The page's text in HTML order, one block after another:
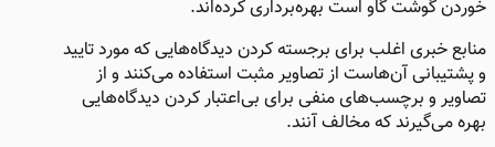
خوردن گوشت گاو است بهره‌برداری کرده‌اند.
منابع خبری اغلب برای برجسته کردن دیدگاه‌هایی که مورد تایید
و پشتیبانی آن‌هاست از تصاویر مثبت استفاده می‌کنند و از
تصاویر و برچسب‌های منفی برای بی‌اعتبار کردن دیدگاه‌هایی
بهره می‌گیرند که مخالف آنند.